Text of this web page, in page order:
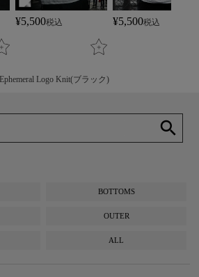
¥5,500税込 ¥5,500税込
Ephemeral Logo Knit(ブラック)
search
BOTTOMS
OUTER
ALL